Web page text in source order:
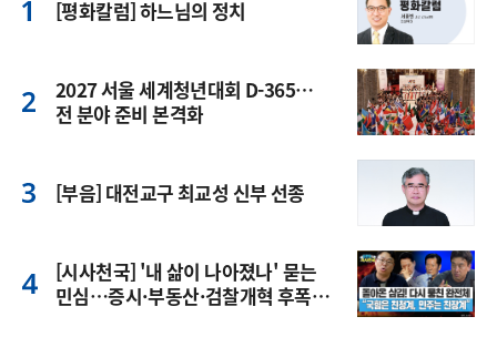
[평화칼럼] 하느님의 정치
2027 서울 세계청년대회 D-365…
전 분야 준비 본격화
[부음] 대전교구 최교성 신부 선종
[시사천국] '내 삶이 나아졌나' 묻는
민심…증시·부동산·검찰개혁 후폭